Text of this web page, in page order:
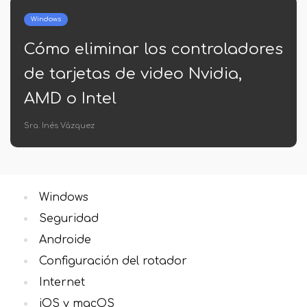
los controladores
Nvidia,
Cómo obtener
archivos en la
Windows
Seguridad
Androide
Configuración del rotador
Internet
iOS y macOS